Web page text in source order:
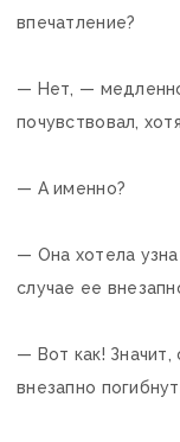
впечатление?
— Нет, —
почувствовал,
— А именно?
— Она хотела
случае ее
— Вот как!
внезапно